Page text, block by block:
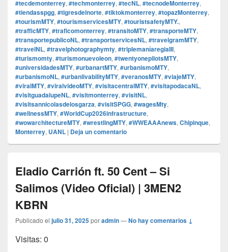
#tecdemonterrey, #techmonterrey, #tecNL, #tecnodeMonterrey,
#tiendasspgg, #tigresdelnorte, #tiktokmonterrey, #topazMonterrey,
#tourismMTY, #tourismservicesMTY, #touristsafetyMTY.,
#trafficMTY, #traficomonterrey, #transitoMTY, #transporteMTY,
#transportepublicoNL, #transportservicesNL, #travelgramMTY,
#travelNL, #travelphotographymty, #triplemaníaregiaIII,
#turismomty, #turismonuevoleon, #twentyonepilotsMTY,
#universidadesMTY, #urbanartMTY, #urbanismoMTY,
#urbanismoNL, #urbanlivabilityMTY, #veranosMTY, #viajeMTY,
#viralMTY, #viralvideoMTY, #visitacentralMTY, #visitapodacaNL,
#visitguadalupeNL, #visitmonterrey, #visitNL,
#visitsannicolasdelosgarza, #visitSPGG, #wagesMty,
#wellnessMTY, #WorldCup2026infrastructure,
#wowarchitectureMTY, #wrestlingMTY, #WWEAAAnews, Chipinque,
Monterrey, UANL | Deja un comentario
Eladio Carrión ft. 50 Cent – Si
Salimos (Video Oficial) | 3MEN2
KBRN
Publicado el julio 31, 2025poradmin—No hay comentarios ↓
Visitas: 0